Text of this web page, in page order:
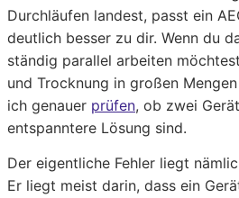
Durchläufen landest, passt ein
deutlich besser zu dir. Wenn du
ständig parallel arbeiten
und Trocknung in großen
ich genauer prüfen, ob zwei
entspanntere Lösung sind.
Der eigentliche Fehler liegt
Er liegt meist darin, dass ein